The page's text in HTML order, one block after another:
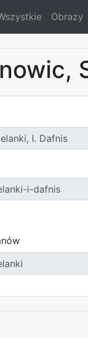
Obrazy